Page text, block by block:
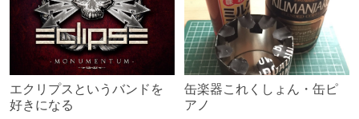
エクリプスというバンドを
好きになる
缶楽器これくしょん・缶ピ
アノ